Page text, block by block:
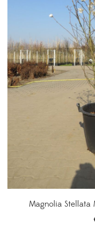
Magnolia Stellata